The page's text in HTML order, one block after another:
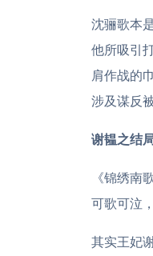
沈骊歌本
他所吸引
肩作战的
涉及谋反
谢韫之结
《锦绣
可歌可泣
其实王妃